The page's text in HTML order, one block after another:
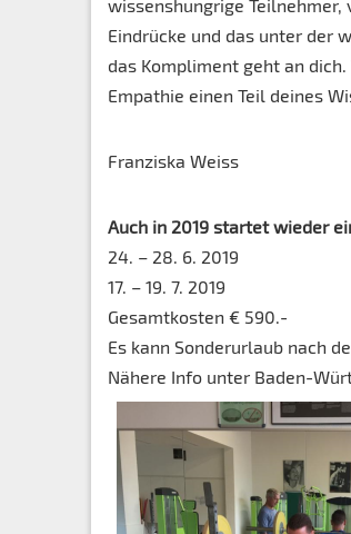
wissenshungrige
Eindrücke und das unter der
das Kompliment geht an
Empathie einen Teil deines
Franziska Weiss
Auch in 2019 startet wieder
24. – 28. 6. 2019
17. – 19. 7. 2019
Gesamtkosten € 590.-
Es kann Sonderurlaub nach
Nähere Info unter Baden-